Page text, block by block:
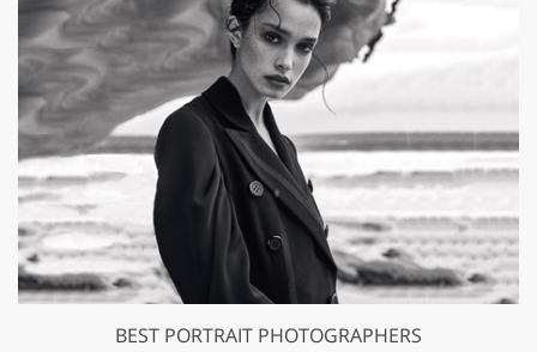
BEST PORTRAIT PHOTOGRAPHERS